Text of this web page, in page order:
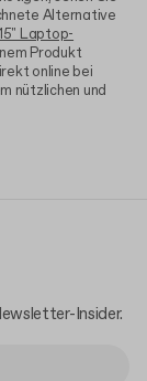
Alternative
Laptop-
Produkt
online bei
nützlichen und
Insider.